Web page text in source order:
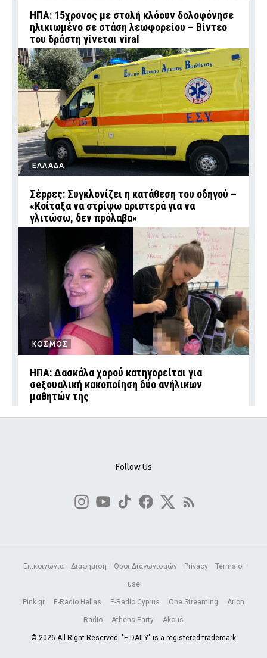
ΗΠΑ: 15χρονος με στολή κλόουν δολοφόνησε
ηλικιωμένο σε στάση λεωφορείου – Βίντεο
του δράστη γίνεται viral
ΕΛΛΑΔΑ
Σέρρες: Συγκλονίζει η κατάθεση του οδηγού –
«Κοίταξα να στρίψω αριστερά για να
γλιτώσω, δεν πρόλαβα»
ΚΟΣΜΟΣ
ΗΠΑ: Δασκάλα χορού κατηγορείται για
σeξουαλική κακοποίηση δύο ανήλικων
μαθητών της
Follow Us
Επικοινωνία Διαφήμιση Όροι Διαγωνισμών Privacy Terms of
use
Pink.gr E-Radio Hellas E-Radio Cyprus One Streaming Arion
Radio Athens Party Akous
© 2026 All Right Reserved. "E-DAILY" is a registered trademark